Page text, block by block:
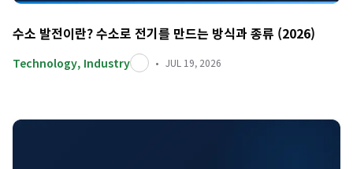
수소 발전이란? 수소로 전기를 만드는 방식과 종류 (2026)
Technology, Industry JUL 19, 2026